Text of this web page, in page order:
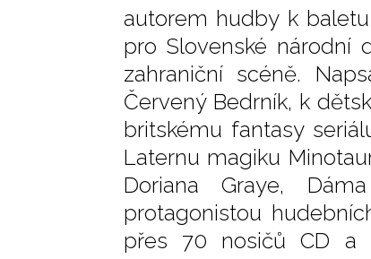
autorem hudby k
pro Slovenské národní
zahraniční scéně.
Červený Bedrník, k
britskému fantasy
Laternu magiku
Doriana Graye,
protagonistou
přes 70 nosičů CD a